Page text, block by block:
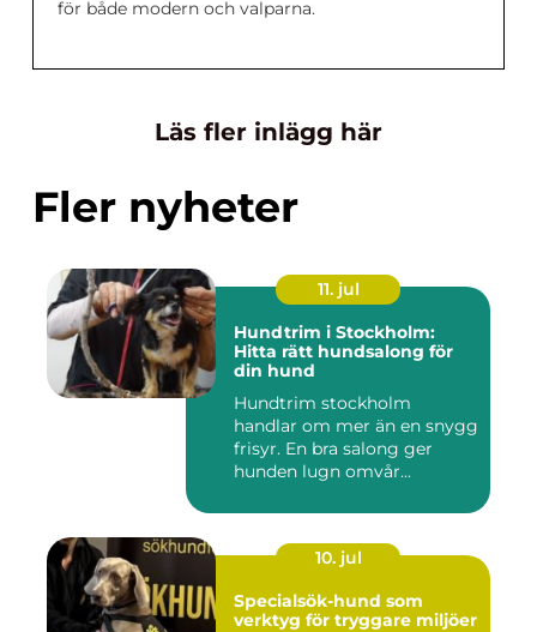
för både modern och valparna.
Läs fler inlägg här
Fler nyheter
11. jul
Hundtrim i Stockholm:
Hitta rätt hundsalong för
din hund
Hundtrim stockholm
handlar om mer än en snygg
frisyr. En bra salong ger
hunden lugn omvår...
10. jul
Specialsök-hund som
verktyg för tryggare miljöer